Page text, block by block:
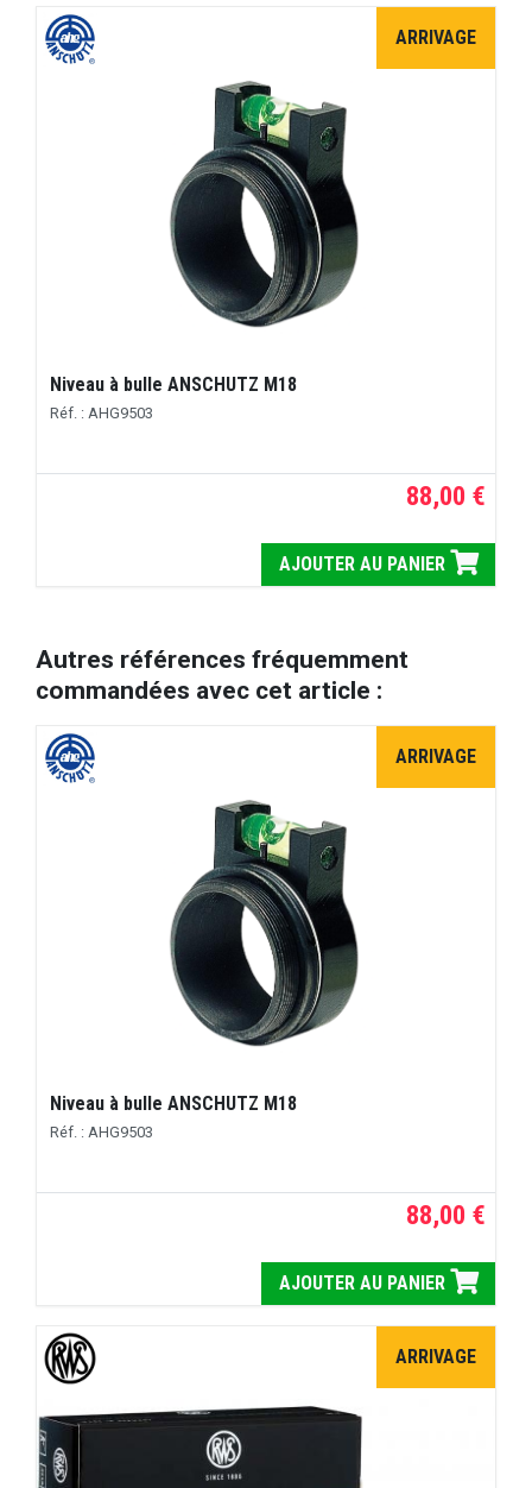
ARRIVAGE
Niveau à bulle ANSCHUTZ M18
Réf. : AHG9503
88,00 €
AJOUTER AU PANIER
Autres références fréquemment
commandées avec cet article :
ARRIVAGE
Niveau à bulle ANSCHUTZ M18
Réf. : AHG9503
88,00 €
AJOUTER AU PANIER
ARRIVAGE